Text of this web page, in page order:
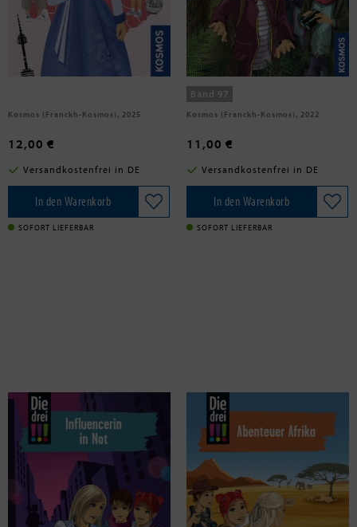
Scheller, Anne
Die drei !!!, Krimi, K-Pop und ganz
viel Korea
Kosmos (Franckh-Kosmos), 2025
12,00 €
Versandkostenfrei in DE
In den Warenkorb
SOFORT LIEFERBAR
Vogel, Maja von
Die drei !!!, 97, Rätsel der alten
Eiche
Band 97
Kosmos (Franckh-Kosmos), 2022
11,00 €
Versandkostenfrei in DE
In den Warenkorb
SOFORT LIEFERBAR